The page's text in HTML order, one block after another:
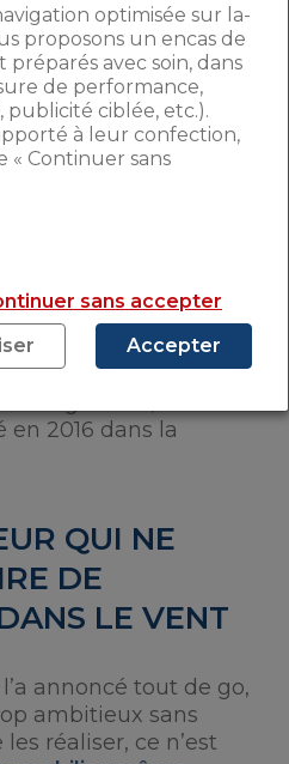
peine 55% des villes
de quota de
volet du mandat,
logement et à un
finalement entrée
Enfin, elle a
suite à l’arrivée
pour le logement et
d’avoir un retour
loyers, mis en place
ville sà ce jour (Paris
en 2016 dans la
QUI NE
DE
LE VENT
annoncé tout de go,
ambitieux sans
réaliser, ce n’est
optimisée sur la-
proposons un encas de
préparés avec soin, dans
de performance,
ciblée, etc.).
à leur confection,
« Continuer sans
sans accepter
Accepter